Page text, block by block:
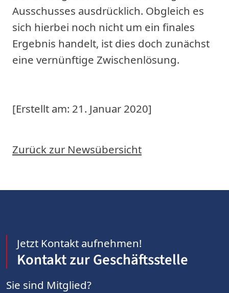
Ausschusses ausdrücklich. Obgleich es
sich hierbei noch nicht um ein finales
Ergebnis handelt, ist dies doch zunächst
eine vernünftige Zwischenlösung.
[Erstellt am: 21. Januar 2020]
Zurück zur Newsübersicht
Jetzt Kontakt aufnehmen!
Kontakt zur Geschäftsstelle
Sie sind Mitglied?